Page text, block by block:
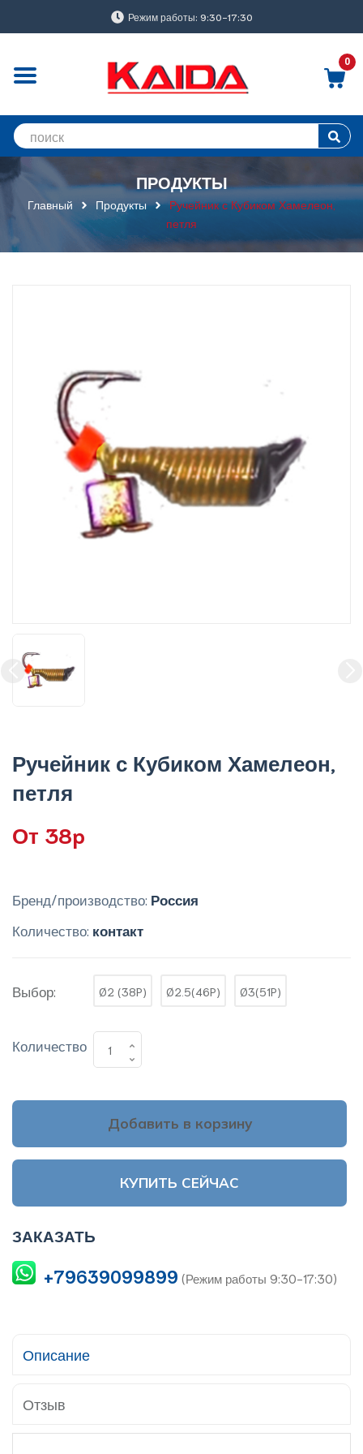
Режим работы: 9:30-17:30
0
ПРОДУКТЫ
Главный Продукты
Ручейник с Кубиком Хамелеон,
петля
Ручейник с Кубиком Хамелеон,
петля
От 38p
Бренд/производство: Россия
Количество: контакт
Выбор: Ø2 (38P) Ø2.5(46P) Ø3(51P)
Количество
Добавить в корзину
КУПИТЬ СЕЙЧАС
ЗАКАЗАТЬ
+79639099899 (Режим работы 9:30-17:30)
Описание
Отзыв